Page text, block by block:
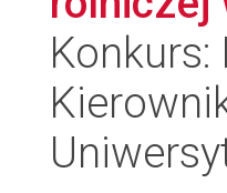
Konkurs: